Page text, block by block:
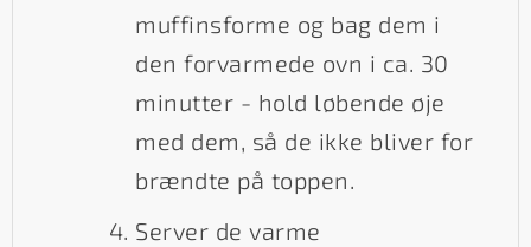
muffinsforme og bag dem i
den forvarmede ovn i ca. 30
minutter - hold løbende øje
med dem, så de ikke bliver for
brændte på toppen.
Server de varme